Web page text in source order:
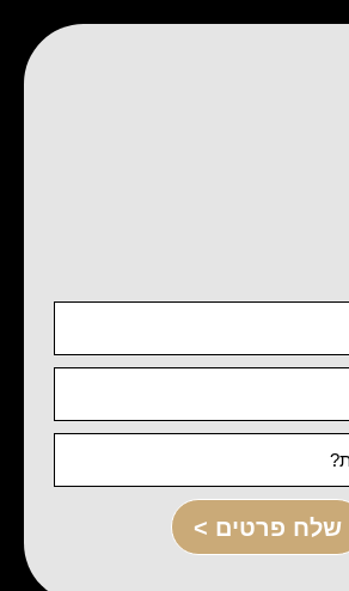
שלח פרטים >